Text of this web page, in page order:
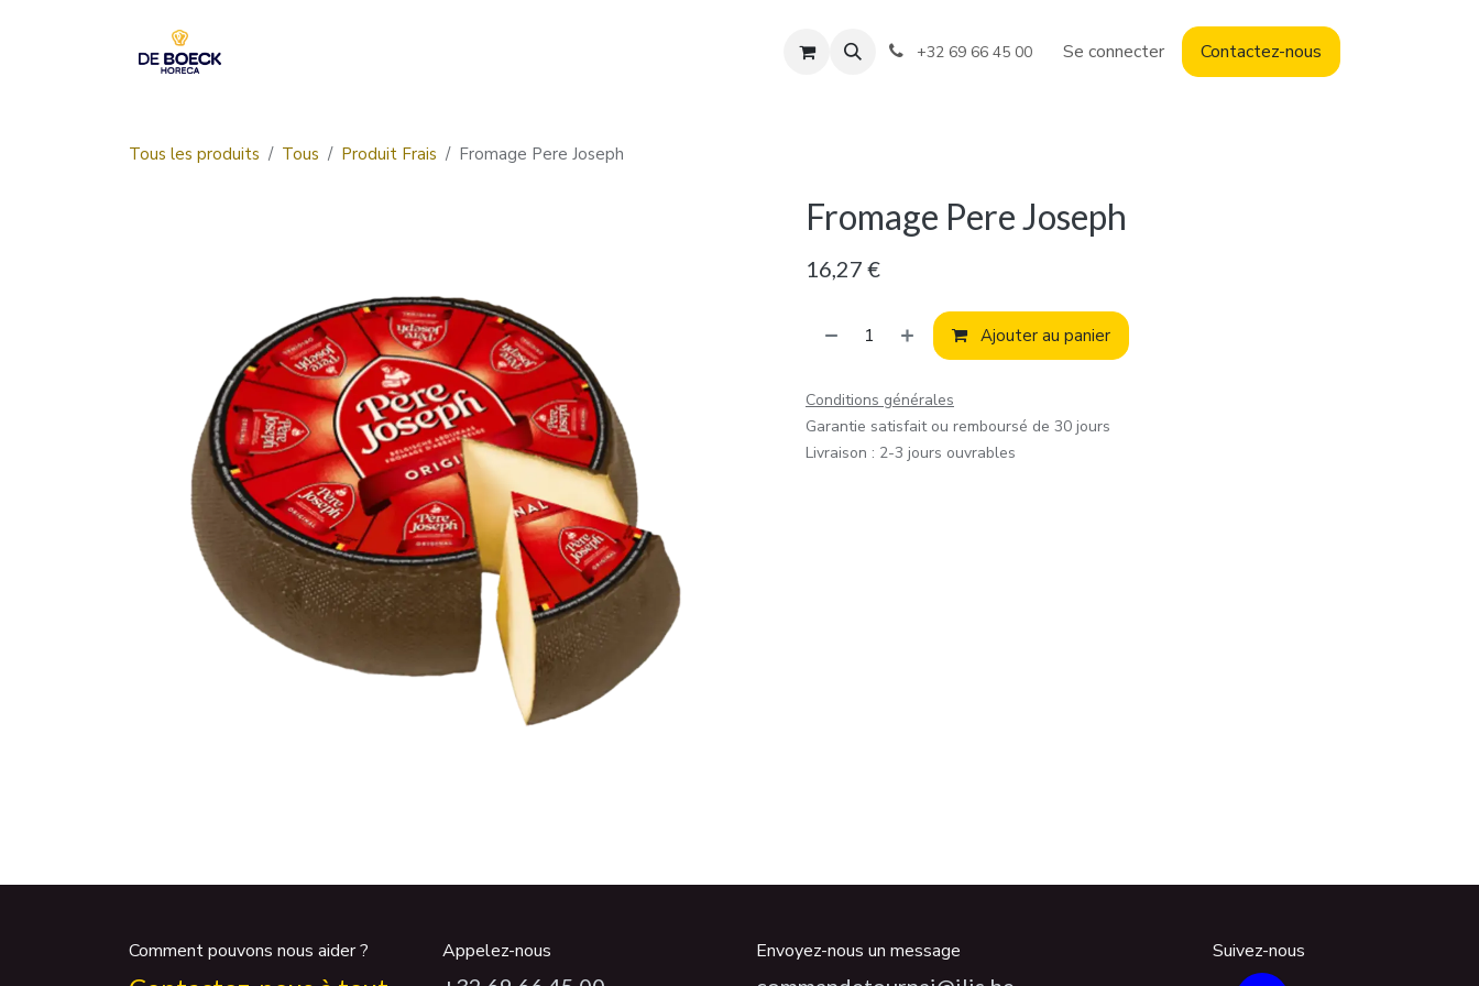
+32 69 66 45 00 Se connecter Contactez-nous
Tous les produits Tous Produit Frais Fromage Pere Joseph
Fromage Pere Joseph
16,27 €
Ajouter au panier
Conditions générales
Garantie satisfait ou remboursé de 30 jours
Livraison : 2-3 jours ouvrables
Comment pouvons nous aider ? Appelez-nous Envoyez-nous un message Suivez-nous